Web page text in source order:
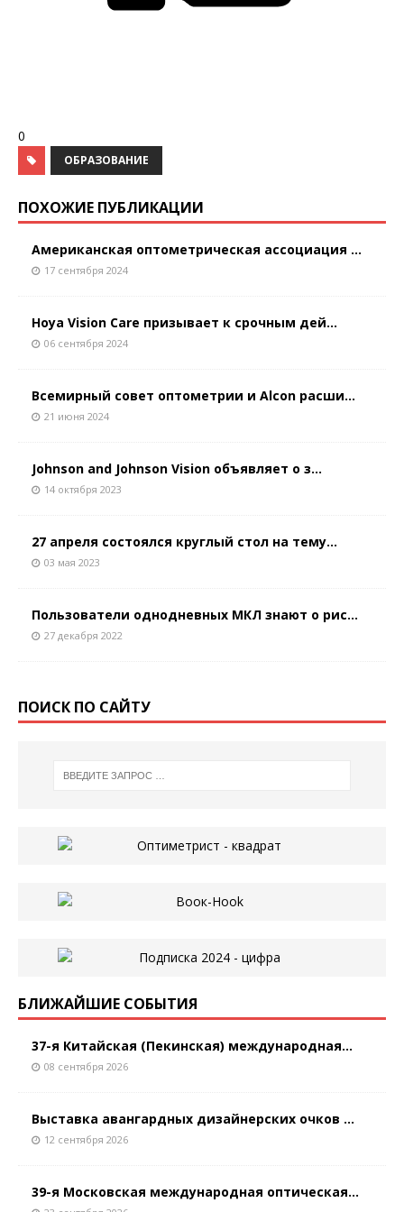
0
ОБРАЗОВАНИЕ
ПОХОЖИЕ ПУБЛИКАЦИИ
Американская оптометрическая ассоциация ...
17 сентября 2024
Hoya Vision Care призывает к срочным дей...
06 сентября 2024
Всемирный совет оптометрии и Alcon расши...
21 июня 2024
Johnson and Johnson Vision объявляет о з...
14 октября 2023
27 апреля состоялся круглый стол на тему...
03 мая 2023
Пользователи однодневных МКЛ знают о рис...
27 декабря 2022
ПОИСК ПО САЙТУ
БЛИЖАЙШИЕ СОБЫТИЯ
37-я Китайская (Пекинская) международная...
08 сентября 2026
Выставка авангардных дизайнерских очков ...
12 сентября 2026
39-я Московская международная оптическая...